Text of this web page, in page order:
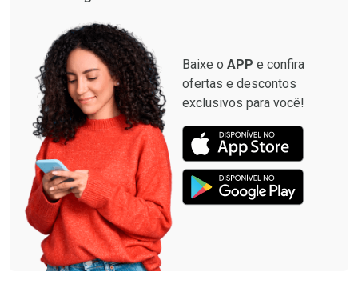
Baixe o APP e confira
ofertas e descontos
exclusivos para você!